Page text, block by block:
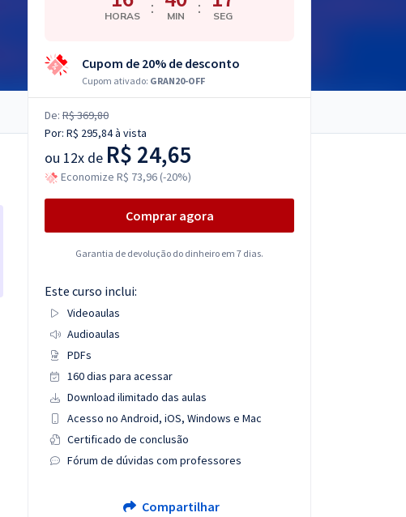
HORAS : MIN : SEG
Cupom de 20% de desconto
Cupom ativado: GRAN20-OFF
De: R$ 369,80
Por: R$ 295,84à vista
ou 12x de R$ 24,65
Economize R$ 73,96 (-20%)
Comprar agora
Garantia de devolução do dinheiro em 7 dias.
Este curso inclui:
Videoaulas
Audioaulas
PDFs
160 dias para acessar
Download ilimitado das aulas
Acesso no Android, iOS, Windows e Mac
Certificado de conclusão
Fórum de dúvidas com professores
Compartilhar